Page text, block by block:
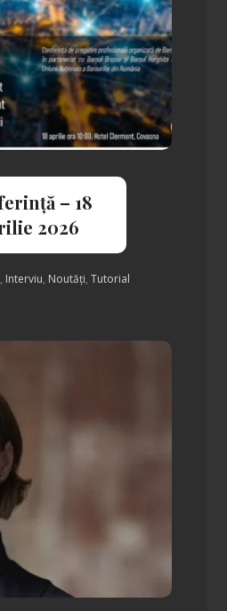
– 18
2026
, Interviu, Noutăți, Tutorial